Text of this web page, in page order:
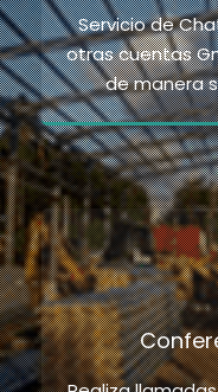
Servicio de
otras cuentas
de manera